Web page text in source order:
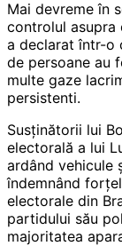
Mai devreme în
controlul asupra
a declarat într-o
de persoane au
multe gaze
persistenti.
Susținătorii lui
electorală a lui
ardând vehicule
îndemnând
electorale din
partidului său
majoritatea